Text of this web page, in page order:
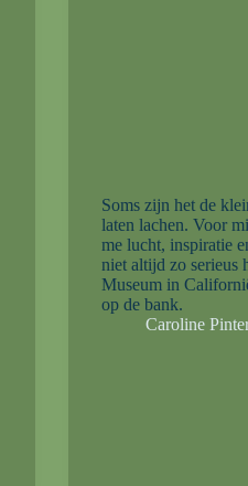
Soms zijn het de
laten lachen. Voor
me lucht, inspiratie
niet altijd zo serieus
Museum in
op de bank.
Caroline